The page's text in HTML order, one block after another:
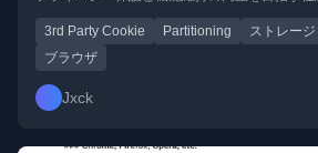
3rd Party Cookie Partitioning ストレージ
ブラウザ
Jxck